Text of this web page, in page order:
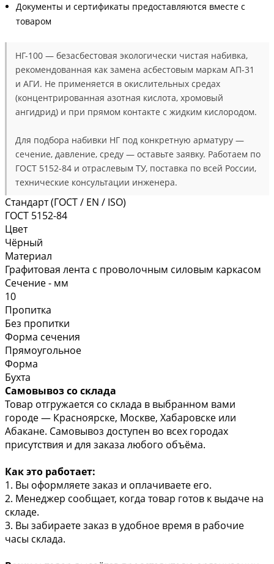
Документы и сертификаты предоставляются вместе с
товаром
НГ-100 — безасбестовая экологически чистая набивка,
рекомендованная как замена асбестовым маркам АП-31
и АГИ. Не применяется в окислительных средах
(концентрированная азотная кислота, хромовый
ангидрид) и при прямом контакте с жидким кислородом.
Для подбора набивки НГ под конкретную арматуру —
сечение, давление, среду — оставьте заявку. Работаем по
ГОСТ 5152-84 и отраслевым ТУ, поставка по всей России,
технические консультации инженера.
Стандарт (ГОСТ / EN / ISO)
ГОСТ 5152-84
Цвет
Чёрный
Материал
Графитовая лента с проволочным силовым каркасом
Сечение - мм
10
Пропитка
Без пропитки
Форма сечения
Прямоугольное
Форма
Бухта
Самовывоз со склада
Товар отгружается со склада в выбранном вами
городе — Красноярске, Москве, Хабаровске или
Абакане. Самовывоз доступен во всех городах
присутствия и для заказа любого объёма.
Как это работает:
1. Вы оформляете заказ и оплачиваете его.
2. Менеджер сообщает, когда товар готов к выдаче на
складе.
3. Вы забираете заказ в удобное время в рабочие
часы склада.